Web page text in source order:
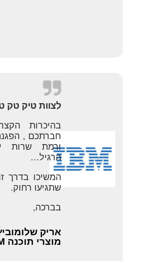
לצוות טיק טק
בהיכרות
חברתכם ,
ורמת שרות
הרגיל…
המשיכו בדרך
שתגיעו רחוק.
בברכה,
אריק
מוצרי תוכנה IBM ישראל